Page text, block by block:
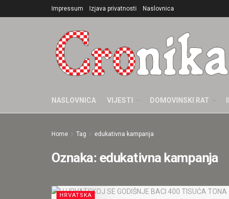
Impressum Izjava privatnosti Naslovnica
NASLOVNICA VIJESTI DOMOVINSKI RAT
Home Tag edukativna kampanja
Oznaka: edukativna kampanja
HRVATSKA